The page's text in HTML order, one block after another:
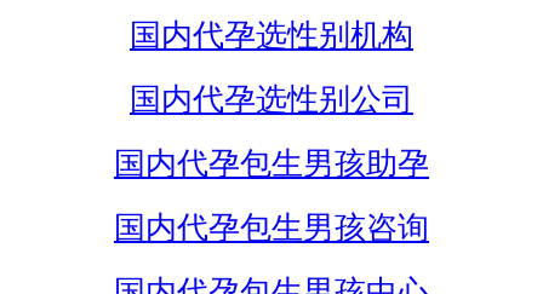
国内代孕选性别机构
国内代孕选性别公司
国内代孕包生男孩助孕
国内代孕包生男孩咨询